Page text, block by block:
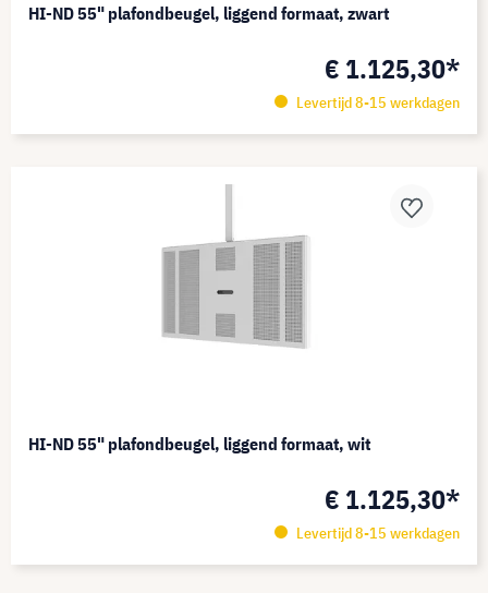
HI-ND 55" plafondbeugel, liggend formaat, zwart
€ 1.125,30*
Levertijd 8-15 werkdagen
HI-ND 55" plafondbeugel, liggend formaat, wit
€ 1.125,30*
Levertijd 8-15 werkdagen